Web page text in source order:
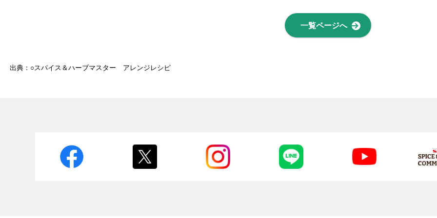
一覧ページへ
出典：○スパイス＆ハーブマスター アレンジレシピ